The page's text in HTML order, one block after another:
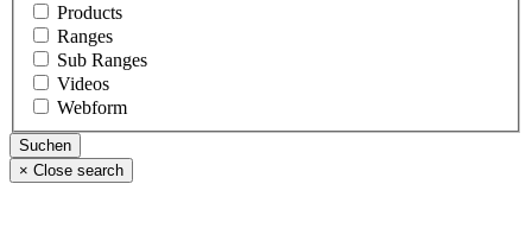
Products
Ranges
Sub Ranges
Videos
Webform
× Close search